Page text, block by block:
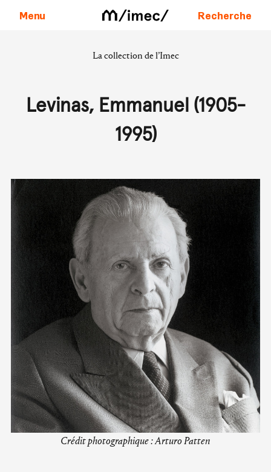
Menu Recherche
La collection de l’Imec
Levinas, Emmanuel (1905-
1995)
Crédit photographique : Arturo Patten